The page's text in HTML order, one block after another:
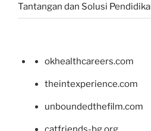
Tantangan dan Solusi
okhealthcareers.com
theintexperience.com
unboundedthefilm.com